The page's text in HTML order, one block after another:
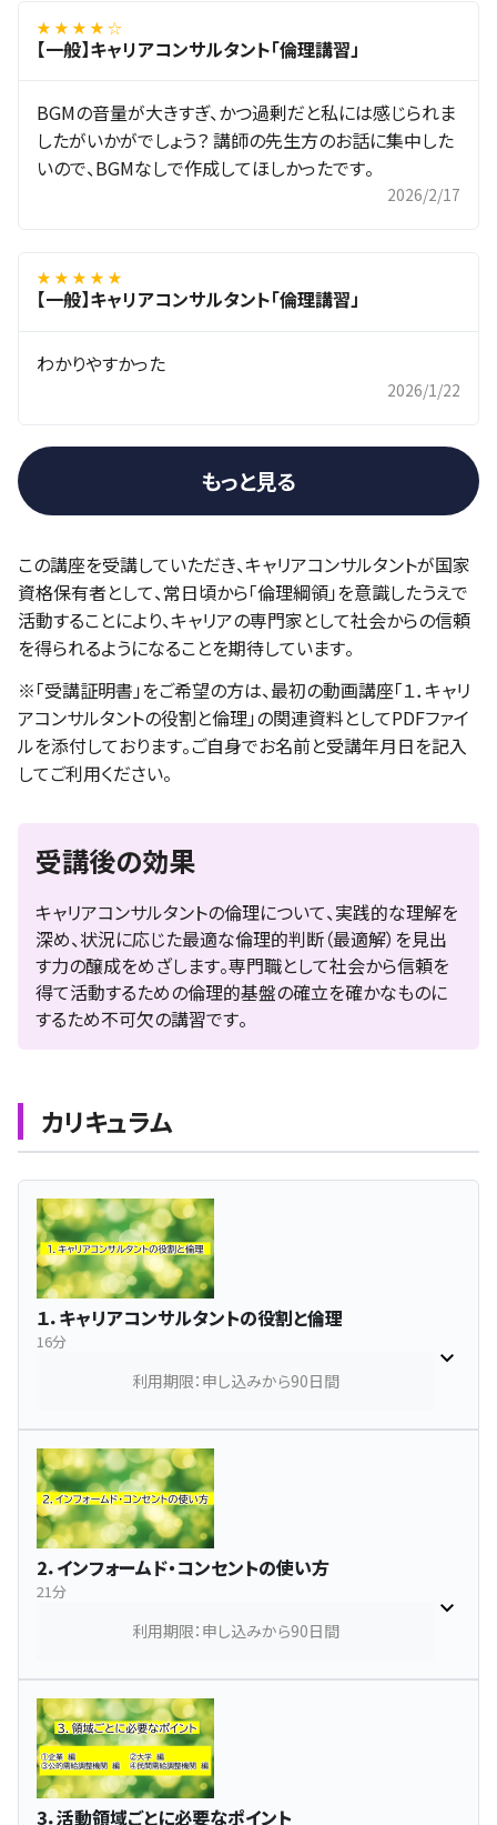
★ ★ ★ ★ ☆
【一般】キャリアコンサルタント「倫理講習」
BGMの音量が大きすぎ、かつ過剰だと私には感じられま
したがいかがでしょう？ 講師の先生方のお話に集中した
いので、BGMなしで作成してほしかったです。
2026/2/17
★ ★ ★ ★ ★
【一般】キャリアコンサルタント「倫理講習」
わかりやすかった
2026/1/22
もっと見る
この講座を受講していただき、キャリアコンサルタントが国家
資格保有者として、常日頃から「倫理綱領」を意識したうえで
活動することにより、キャリアの専門家として社会からの信頼
を得られるようになることを期待しています。
※「受講証明書」をご希望の方は、最初の動画講座「１．キャリ
アコンサルタントの役割と倫理」の関連資料としてPDFファイ
ルを添付しております。ご自身でお名前と受講年月日を記入
してご利用ください。
受講後の効果
キャリアコンサルタントの倫理について、実践的な理解を
深め、状況に応じた最適な倫理的判断（最適解）を見出
す力の醸成をめざします。専門職として社会から信頼を
得て活動するための倫理的基盤の確立を確かなものに
するため不可欠の講習です。
カリキュラム
１．キャリアコンサルタントの役割と倫理
16分
利用期限：申し込みから90日間
2．インフォームド・コンセントの使い方
21分
利用期限：申し込みから90日間
3．活動領域ごとに必要なポイント